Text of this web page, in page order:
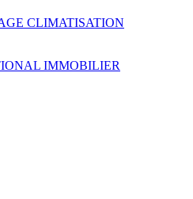
CLIMATISATION
IMMOBILIER